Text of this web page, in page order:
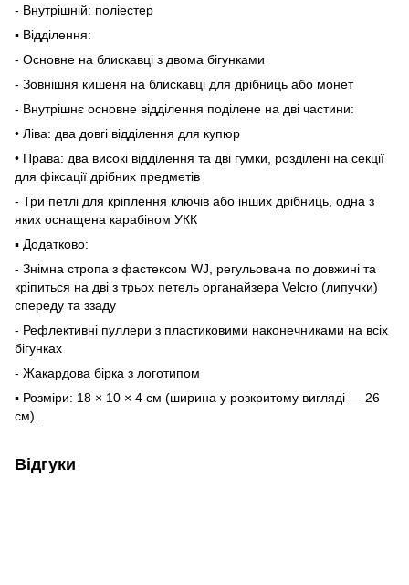
- Внутрішній: поліестер
▪ Відділення:
- Основне на блискавці з двома бігунками
- Зовнішня кишеня на блискавці для дрібниць або монет
- Внутрішнє основне відділення поділене на дві частини:
• Ліва: два довгі відділення для купюр
• Права: два високі відділення та дві гумки, розділені на секції
для фіксації дрібних предметів
- Три петлі для кріплення ключів або інших дрібниць, одна з
яких оснащена карабіном УКК
▪ Додатково:
- Знімна стропа з фастексом WJ, регульована по довжині та
кріпиться на дві з трьох петель органайзера Velcro (липучки)
спереду та ззаду
- Рефлективні пуллери з пластиковими наконечниками на всіх
бігунках
- Жакардова бірка з логотипом
▪ Розміри: 18 × 10 × 4 см (ширина у розкритому вигляді — 26
см).
Відгуки